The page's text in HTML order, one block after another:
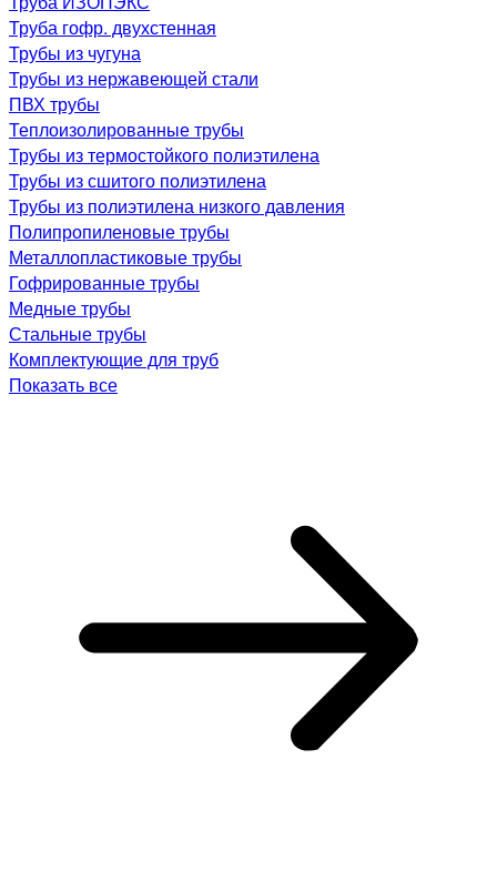
Труба гофр. двухстенная
Трубы из чугуна
Трубы из нержавеющей стали
ПВХ трубы
Теплоизолированные трубы
Трубы из термостойкого полиэтилена
Трубы из сшитого полиэтилена
Трубы из полиэтилена низкого давления
Полипропиленовые трубы
Металлопластиковые трубы
Гофрированные трубы
Медные трубы
Стальные трубы
Комплектующие для труб
Показать все